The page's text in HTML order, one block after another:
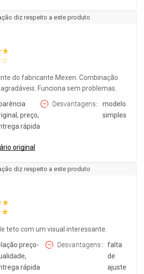
diz respeito a este produto
do fabricante Mexen. Combinação
Funciona sem problemas.
preço,
rápida
Desvantagens:
modelo
simples
original
diz respeito a este produto
teto com um visual interessante.
preço-
rápida
Desvantagens:
falta
de
ajuste